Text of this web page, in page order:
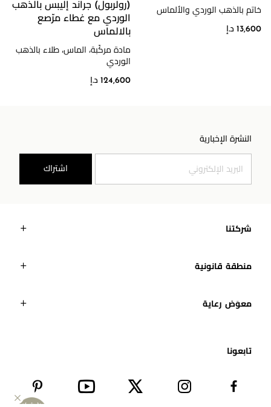
خاتم بالذهب الوردي والألماس
13,600 د.إ
(رولربول) جراند إليبس بالذهب
الوردي مع غطاء مرّصع
بالالماس
مادة مركّبة، الماس، طلاء بالذهب
الوردي
124,600 د.إ
النشرة الإخبارية
اشتراك
شركتنا
منطقة قانونية
معوَض رعاية
تابعونا​